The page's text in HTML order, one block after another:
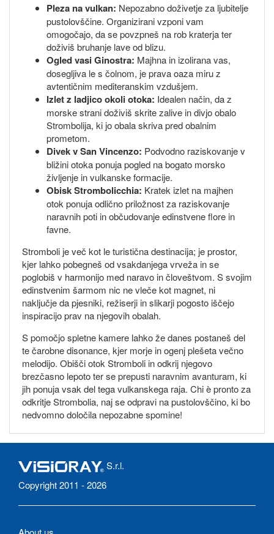
Pleza na vulkan: Nepozabno doživetje za ljubitelje
pustolovščine. Organizirani vzponi vam
omogočajo, da se povzpneš na rob kraterja ter
doživiš bruhanje lave od blizu.
Ogled vasi Ginostra: Majhna in izolirana vas,
dosegljiva le s čolnom, je prava oaza miru z
avtentičnim mediteranskim vzdušjem.
Izlet z ladjico okoli otoka: Idealen način, da z
morske strani doživiš skrite zalive in divjo obalo
Strombolija, ki jo obala skriva pred obalnim
prometom.
Divek v San Vincenzo: Podvodno raziskovanje v
bližini otoka ponuja pogled na bogato morsko
življenje in vulkanske formacije.
Obisk Strombolicchia: Kratek izlet na majhen
otok ponuja odlično priložnost za raziskovanje
naravnih poti in občudovanje edinstvene flore in
favne.
Stromboli je več kot le turistična destinacija; je prostor,
kjer lahko pobegneš od vsakdanjega vrveža in se
poglobiš v harmonijo med naravo in človeštvom. S svojim
edinstvenim šarmom nic ne vleče kot magnet, ni
naključje da pjesniki, režiserji in slikarji pogosto iščejo
inspiracijo prav na njegovih obalah.
S pomočjo spletne kamere lahko že danes postaneš del
te čarobne disonance, kjer morje in ogenj plešeta večno
melodijo. Obišči otok Stromboli in odkrij njegovo
brezčasno lepoto ter se prepusti naravnim avanturam, ki
jih ponuja vsak del tega vulkanskega raja. Chi è pronto za
odkritje Strombolia, naj se odpravi na pustolovščino, ki bo
nedvomno določila nepozabne spomine!
S.r.l.
Copyright 2011 - 2026